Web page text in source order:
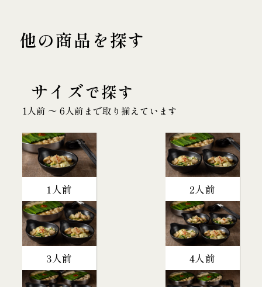
他の商品を探す
サイズで探す
1人前 〜 6人前まで取り揃えています
1人前 2人前
3人前 4人前